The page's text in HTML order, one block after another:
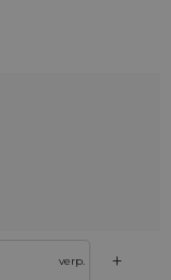
verp. +